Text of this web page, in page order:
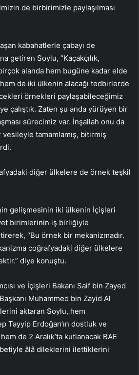
de birbirimizle paylaşılması
kabahatlerle çabayı de
getiren Soylu, “Kaçakçılık,
alanda hem bugüne kadar elde
de iki ülkenin alacağı tedbirlerde
örnekleri paylaşabileceğimiz
çalıştık. Zaten şu anda yürüyen bir
sürecimiz var. İnşallah onu da
vesileyle tamamlamış, bitirmiş
diğer ülkelere de örnek teşkil
gelişmesinin iki ülkenin İçişleri
birimlerinin iş birliğiyle
“Bu örnek bir mekanizmadır.
coğrafyadaki diğer ülkelere
diye konuştu.
ve İçişleri Bakanı Saif bin Zayed
Muhammed bin Zayid Al
aktaran Soylu, hem
Tayyip Erdoğan’ın dostluk ve
de 2 Aralık’ta kutlanacak BAE
âlâ dileklerini ilettiklerini